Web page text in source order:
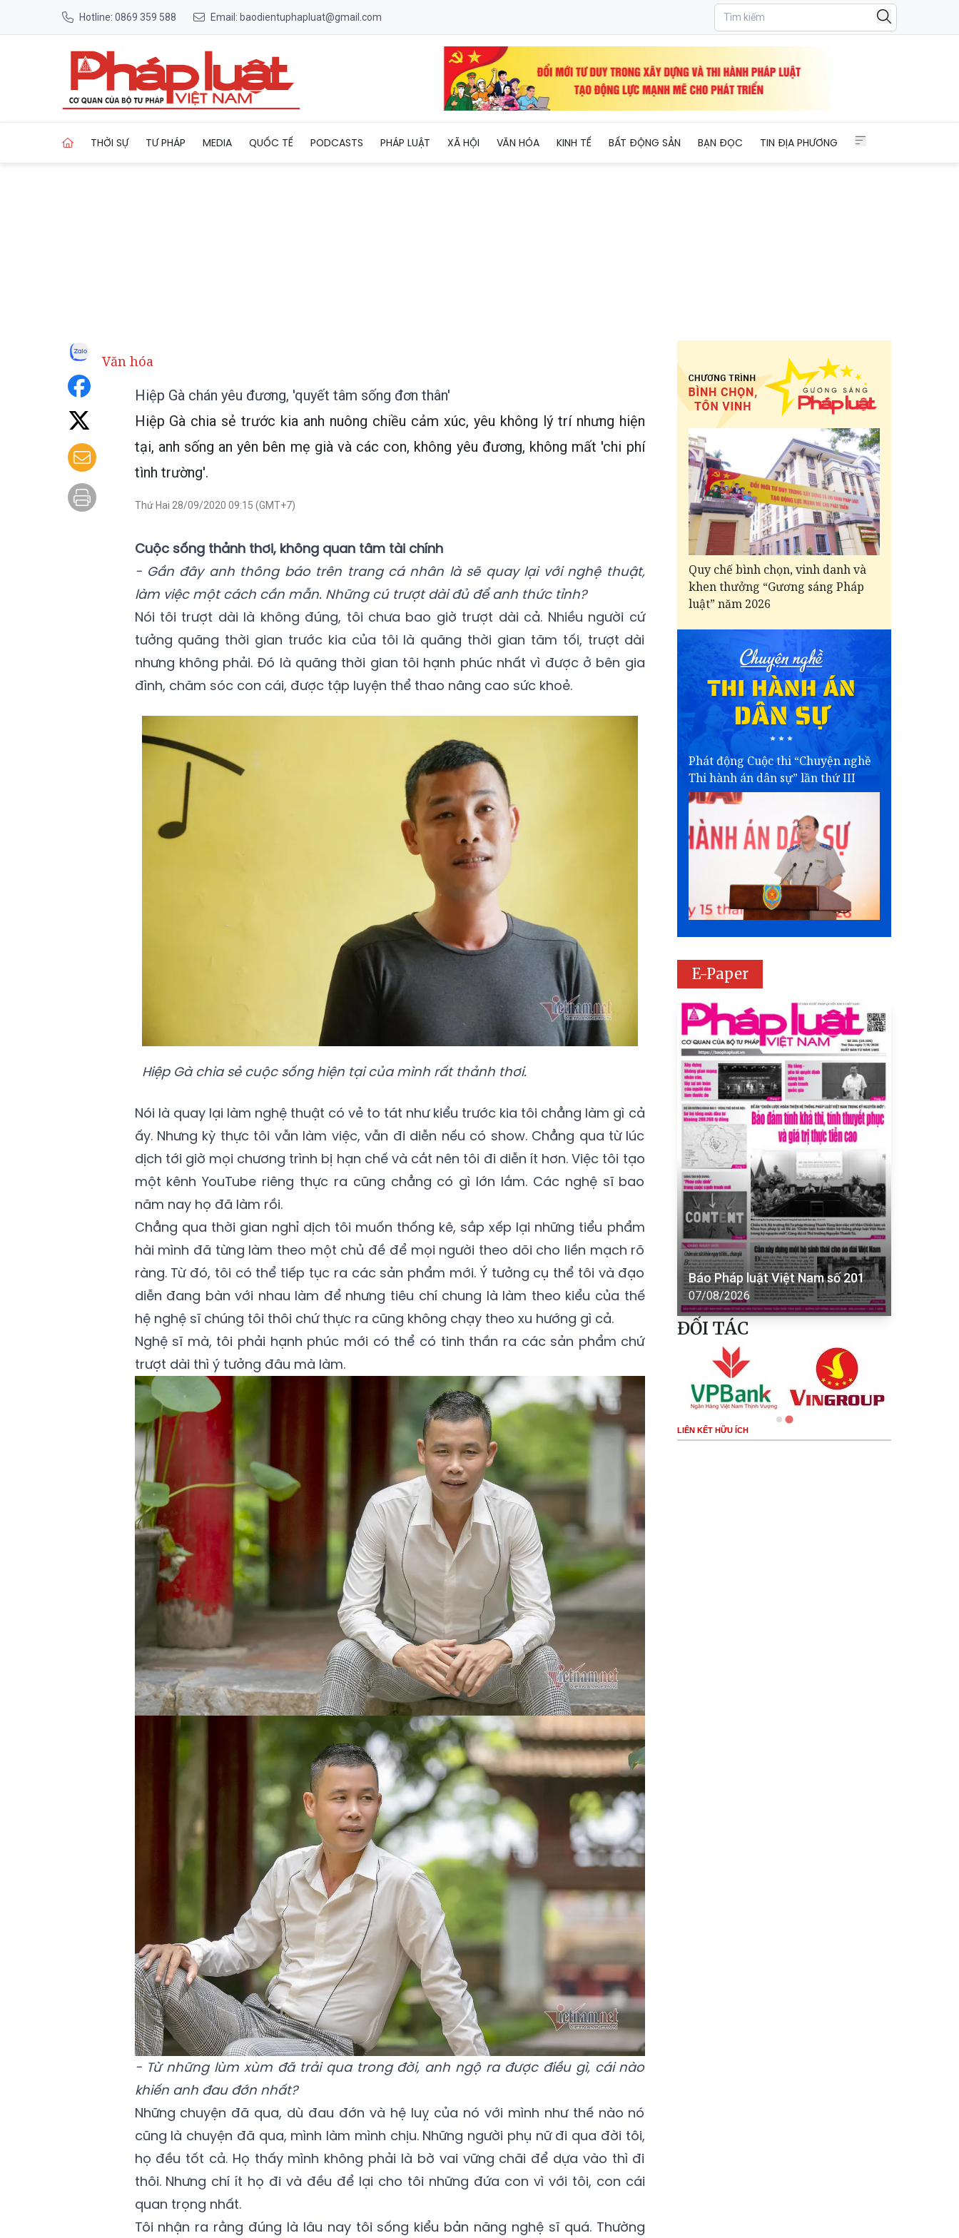
Hotline: 0869 359 588 Email: baodientuphapluat@gmail.com
THỜI SỰ TƯ PHÁP MEDIA QUỐC TẾ PODCASTS PHÁP LUẬT XÃ HỘI VĂN HÓA KINH TẾ BẤT ĐỘNG SẢN BẠN ĐỌC TIN ĐỊA PHƯƠNG
Văn hóa
Hiệp Gà chán yêu đương, 'quyết tâm sống đơn thân'
Hiệp Gà chia sẻ trước kia anh nuông chiều cảm xúc, yêu không lý trí nhưng hiện
tại, anh sống an yên bên mẹ già và các con, không yêu đương, không mất 'chi phí
tình trường'.
Thứ Hai 28/09/2020 09:15 (GMT+7)
Cuộc sống thảnh thơi, không quan tâm tài chính
- Gần đây anh thông báo trên trang cá nhân là sẽ quay lại với nghệ thuật,
làm việc một cách cần mẫn. Những cú trượt dài đủ để anh thức tỉnh?
Nói tôi trượt dài là không đúng, tôi chưa bao giờ trượt dài cả. Nhiều người cứ
tưởng quãng thời gian trước kia của tôi là quãng thời gian tăm tối, trượt dài
nhưng không phải. Đó là quãng thời gian tôi hạnh phúc nhất vì được ở bên gia
đình, chăm sóc con cái, được tập luyện thể thao nâng cao sức khoẻ.
Hiệp Gà chia sẻ cuộc sống hiện tại của mình rất thảnh thơi.
Nói là quay lại làm nghệ thuật có vẻ to tát như kiểu trước kia tôi chẳng làm gì cả
ấy. Nhưng kỳ thực tôi vẫn làm việc, vẫn đi diễn nếu có show. Chẳng qua từ lúc
dịch tới giờ mọi chương trình bị hạn chế và cắt nên tôi đi diễn ít hơn. Việc tôi tạo
một kênh YouTube riêng thực ra cũng chẳng có gì lớn lắm. Các nghệ sĩ bao
năm nay họ đã làm rồi.
Chẳng qua thời gian nghỉ dịch tôi muốn thống kê, sắp xếp lại những tiểu phẩm
hài mình đã từng làm theo một chủ đề để mọi người theo dõi cho liền mạch rõ
ràng. Từ đó, tôi có thể tiếp tục ra các sản phẩm mới. Ý tưởng cụ thể tôi và đạo
diễn đang bàn với nhau làm để nhưng tiêu chí chung là làm theo kiểu của thế
hệ nghệ sĩ chúng tôi thôi chứ thực ra cũng không chạy theo xu hướng gì cả.
Nghệ sĩ mà, tôi phải hạnh phúc mới có thể có tinh thần ra các sản phẩm chứ
trượt dài thì ý tưởng đâu mà làm.
- Từ những lùm xùm đã trải qua trong đời, anh ngộ ra được điều gì, cái nào
khiến anh đau đớn nhất?
Những chuyện đã qua, dù đau đớn và hệ luỵ của nó với mình như thế nào nó
cũng là chuyện đã qua, mình làm mình chịu. Những người phụ nữ đi qua đời tôi,
họ đều tốt cả. Họ thấy mình không phải là bờ vai vững chãi để dựa vào thì đi
thôi. Nhưng chí ít họ đi và đều để lại cho tôi những đứa con vì với tôi, con cái
quan trọng nhất.
Tôi nhận ra rằng đúng là lâu nay tôi sống kiểu bản năng nghệ sĩ quá. Thường
Quy chế bình chọn, vinh danh và
khen thưởng “Gương sáng Pháp
luật” năm 2026
Phát động Cuộc thi “Chuyện nghề
Thi hành án dân sự” lần thứ III
E-Paper
Báo Pháp luật Việt Nam số 201
07/08/2026
ĐỐI TÁC
LIÊN KẾT HỮU ÍCH